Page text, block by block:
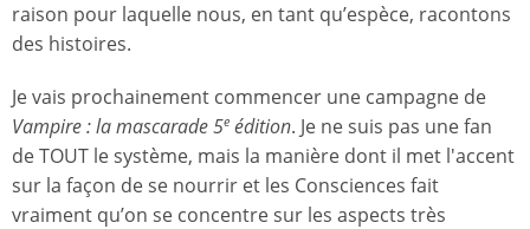
raison pour laquelle nous, en tant qu’espèce, racontons
des histoires.
Je vais prochainement commencer une campagne de
Vampire : la mascarade 5e édition. Je ne suis pas une fan
de TOUT le système, mais la manière dont il met l'accent
sur la façon de se nourrir et les Consciences fait
vraiment qu’on se concentre sur les aspects très